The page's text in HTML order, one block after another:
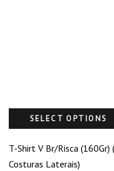
SELECT OPTIONS
T-Shirt V Br/Risca (160Gr)
Costuras Laterais)